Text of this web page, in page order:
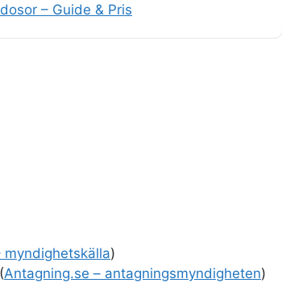
– Guide & Pris
myndighetskälla)
Antagning.se – antagningsmyndigheten)